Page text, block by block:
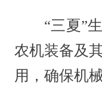
“三夏”生
农机装备及
用，确保机